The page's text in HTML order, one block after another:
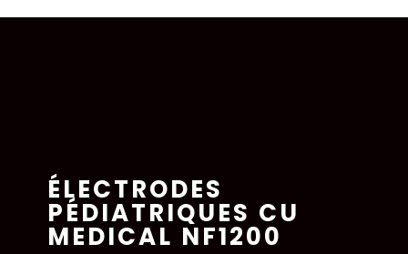
ÉLECTRODES
PÉDIATRIQUES CU
MEDICAL NF1200